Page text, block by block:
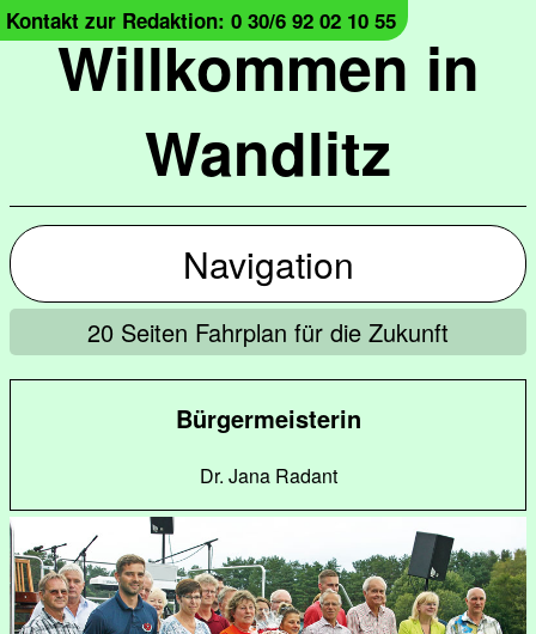
Willkommen in
Wandlitz
Kontakt zur Redaktion: 0 30/6 92 02 10 55
Navigation
20 Seiten Fahrplan für die Zukunft
Bürgermeisterin
Dr. Jana Radant